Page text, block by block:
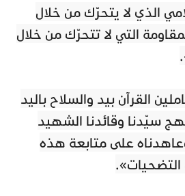
الذي لا يتحرّك من خلال
التي لا تتحرّك من خلال
القرآن بيد والسلاح باليد
سيّدنا وقائدنا الشهيد
على متابعة هذه